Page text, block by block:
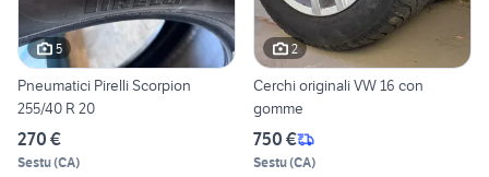
5
Pneumatici Pirelli Scorpion
255/40 R 20
270 €
Sestu(CA)
2
Cerchi originali VW 16 con
gomme
750 €
Sestu(CA)